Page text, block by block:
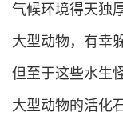
气候环境得天独
大型动物，有幸
但至于这些水生
大型动物的活化